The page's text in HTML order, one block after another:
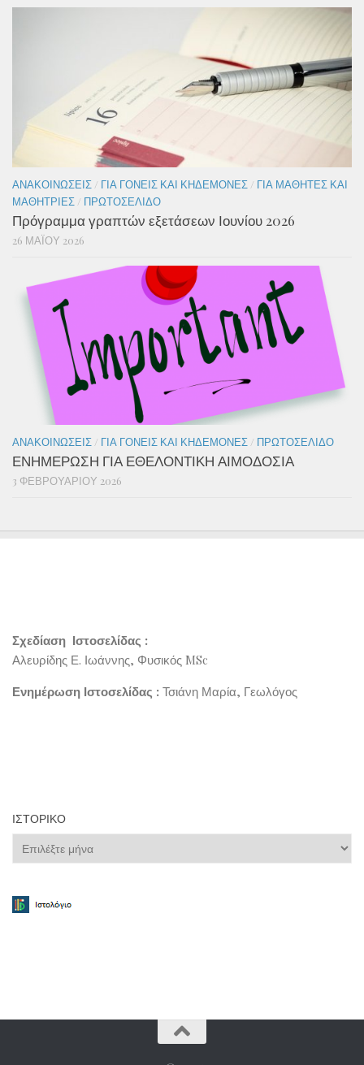
ΑΝΑΚΟΙΝΏΣΕΙΣ / ΓΙΑ ΓΟΝΕΊΣ ΚΑΙ ΚΗΔΕΜΌΝΕΣ / ΓΙΑ ΜΑΘΗΤΈΣ ΚΑΙ
ΜΑΘΉΤΡΙΕΣ / ΠΡΩΤΟΣΈΛΙΔΟ
Πρόγραμμα γραπτών εξετάσεων Ιουνίου 2026
26 ΜΑΪ́ΟΥ 2026
ΑΝΑΚΟΙΝΏΣΕΙΣ / ΓΙΑ ΓΟΝΕΊΣ ΚΑΙ ΚΗΔΕΜΌΝΕΣ / ΠΡΩΤΟΣΈΛΙΔΟ
ΕΝΗΜΕΡΩΣΗ ΓΙΑ ΕΘΕΛΟΝΤΙΚΗ ΑΙΜΟΔΟΣΙΑ
3 ΦΕΒΡΟΥΑΡΊΟΥ 2026
Σχεδίαση Ιστοσελίδας :
Αλευρίδης Ε. Ιωάννης, Φυσικός MSc
Ενημέρωση Ιστοσελίδας : Τσιάνη Μαρία, Γεωλόγος
ΙΣΤΟΡΙΚΌ
Ιστορικό